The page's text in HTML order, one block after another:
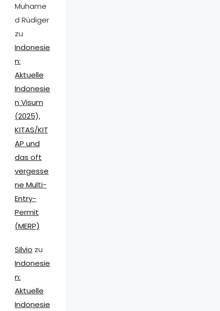
Muhame
d Rüdiger
zu
Indonesie
n:
Aktuelle
Indonesie
n Visum
(2025),
KITAS/KIT
AP und
das oft
vergesse
ne Multi-
Entry-
Permit
(MERP)
Silvio zu
Indonesie
n:
Aktuelle
Indonesie